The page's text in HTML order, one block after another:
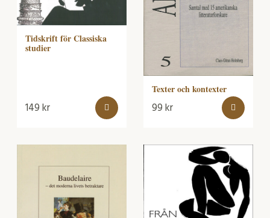
Tidskrift för Classiska
studier
149kr
Texter och kontexter
99kr